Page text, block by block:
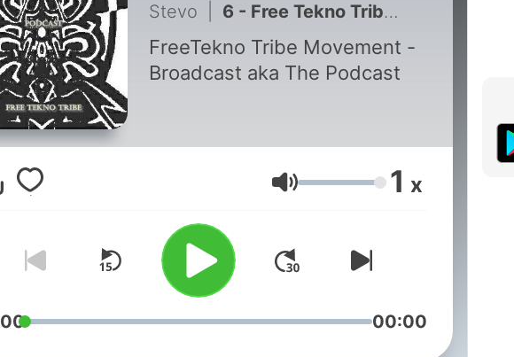
Stevo 6 - Free Tekno Tribe Podcast ED#6
FreeTekno Tribe Movement -
Broadcast aka The Podcast
Volume 1 x
00:00